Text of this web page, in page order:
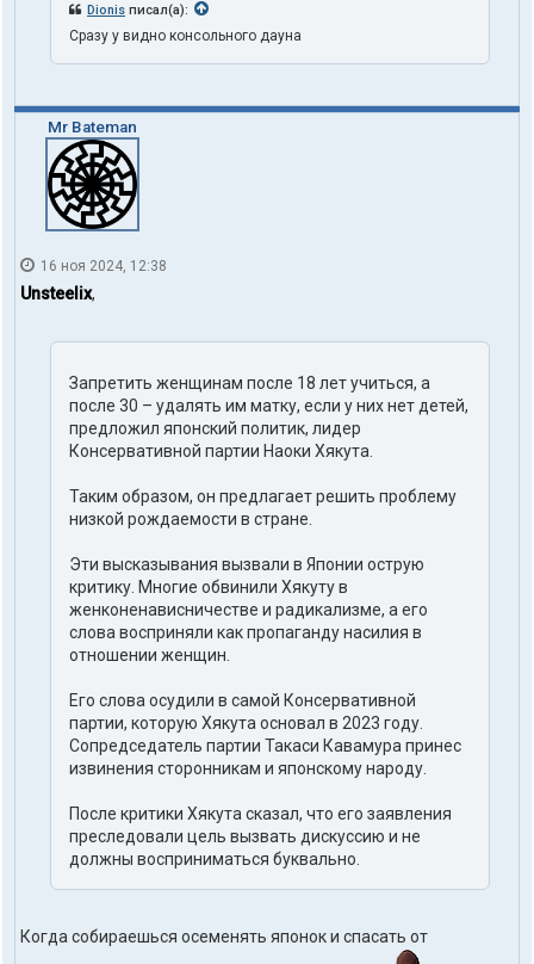
Dionis писал(а):
Сразу у видно консольного дауна
Mr Bateman
16 ноя 2024, 12:38
Unsteelix,
Запретить женщинам после 18 лет учиться, а
после 30 – удалять им матку, если у них нет детей,
предложил японский политик, лидер
Консервативной партии Наоки Хякута.
Таким образом, он предлагает решить проблему
низкой рождаемости в стране.
Эти высказывания вызвали в Японии острую
критику. Многие обвинили Хякуту в
женконенависничестве и радикализме, а его
слова восприняли как пропаганду насилия в
отношении женщин.
Его слова осудили в самой Консервативной
партии, которую Хякута основал в 2023 году.
Сопредседатель партии Такаси Кавамура принес
извинения сторонникам и японскому народу.
После критики Хякута сказал, что его заявления
преследовали цель вызвать дискуссию и не
должны восприниматься буквально.
Когда собираешься осеменять японок и спасать от